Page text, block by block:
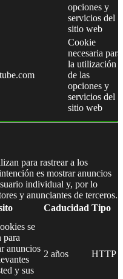
opciones y
servicios del
sitio web
Cookie
necesaria para
la utilización
de las
opciones y
servicios del
sitio web
para rastrear a los
es mostrar anuncios
individual y, por lo
y anunciantes de terceros.
Caducidad Tipo
se
para
anuncios
y sus
2 años HTTP